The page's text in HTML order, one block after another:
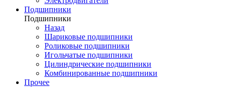
Подшипники
Подшипники
Назад
Шариковые подшипники
Роликовые подшипники
Игольчатые подшипники
Цилиндрические подшипники
Комбинированные подшипники
Прочее